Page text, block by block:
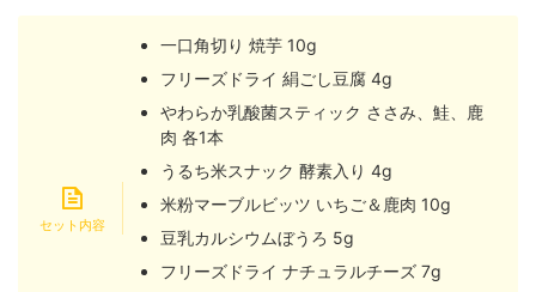
一口角切り 焼芋 10g
フリーズドライ 絹ごし豆腐 4g
やわらか乳酸菌スティック ささみ、鮭、鹿
肉 各1本
うるち米スナック 酵素入り 4g
米粉マーブルビッツ いちご＆鹿肉 10g
豆乳カルシウムぼうろ 5g
フリーズドライ ナチュラルチーズ 7g